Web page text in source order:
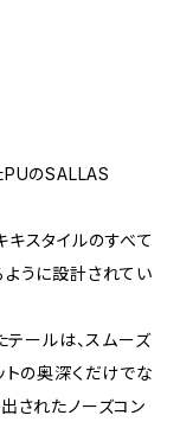
のSALLAS
スタイルのすべて
ように設計されてい
ールは、スムーズ
トの奥深くだけでな
されたノーズコン